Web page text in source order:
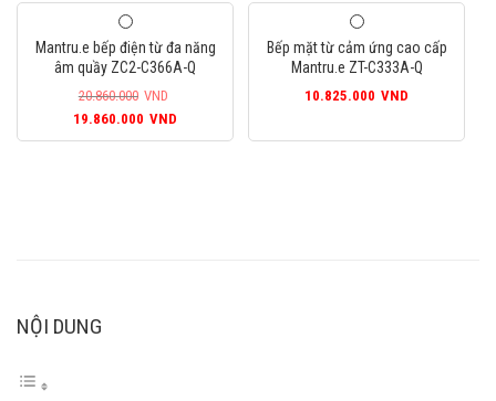
69.000.000VND.
64.999.000VND.
46.082.000VND.
Mantru.e bếp điện từ đa năng
âm quầy ZC2-C366A-Q
20.860.000 VND
Giá
gốc
19.860.000 VND
hiện
Bếp mặt từ cảm ứng cao cấp
Mantru.e ZT-C333A-Q
10.825.000 VND
NỘI DUNG